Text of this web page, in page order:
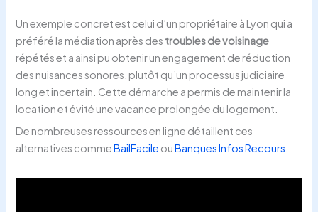
Un exemple concret est celui d’un propriétaire à Lyon qui a
préféré la médiation après des troubles de voisinage
répétés et a ainsi pu obtenir un engagement de réduction
des nuisances sonores, plutôt qu’un processus judiciaire
long et incertain. Cette démarche a permis de maintenir la
location et évité une vacance prolongée du logement.
De nombreuses ressources en ligne détaillent ces
alternatives commeBailFacile ouBanques Infos Recours